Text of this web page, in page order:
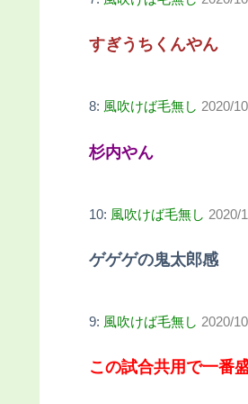
すぎうちくんやん
8: 風吹けば毛無し 2020/
杉内やん
10: 風吹けば毛無し 2020/
ゲゲゲの鬼太郎感
9: 風吹けば毛無し 2020/
この試合共用で一番